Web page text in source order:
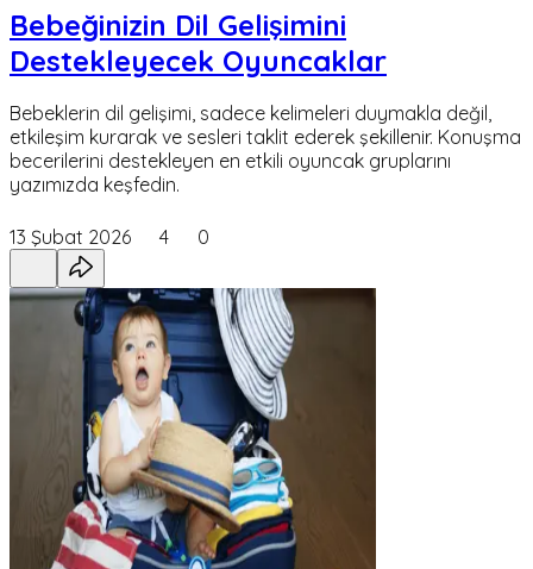
Bebeğinizin Dil Gelişimini
Destekleyecek Oyuncaklar
Bebeklerin dil gelişimi, sadece kelimeleri duymakla değil,
etkileşim kurarak ve sesleri taklit ederek şekillenir. Konuşma
becerilerini destekleyen en etkili oyuncak gruplarını
yazımızda keşfedin.
13 Şubat 2026 4 0